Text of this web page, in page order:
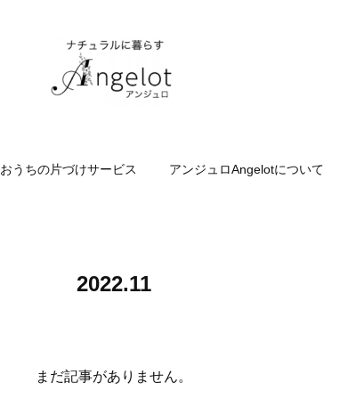
おうちの片づけサービス アンジュロAngelotについて
2022.11
まだ記事がありません。